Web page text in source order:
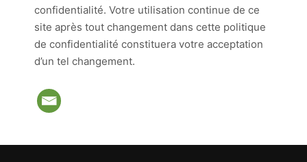
confidentialité. Votre utilisation continue de ce
site après tout changement dans cette politique
de confidentialité constituera votre acceptation
d’un tel changement.